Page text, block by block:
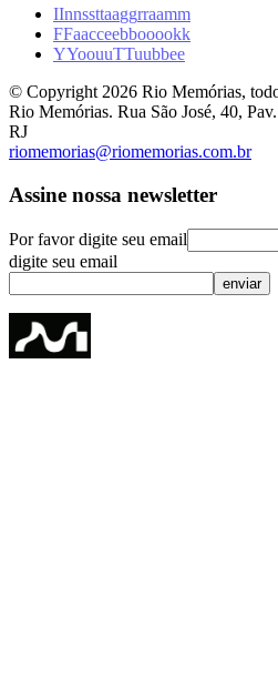
IInnssttaaggrraamm
FFaacceebbooookk
YYoouuTTuubbee
© Copyright 2026 Rio Memórias,
Rio Memórias. Rua São José, 40,
RJ
riomemorias@riomemorias.com.br
Assine nossa newsletter
Por favor digite seu email
digite seu email
enviar